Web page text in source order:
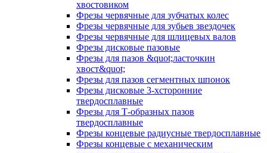
хвостовиком
Фрезы червячные для зубчатых колес
Фрезы червячные для зубьев звездочек
Фрезы червячные для шлицевых валов
Фрезы дисковые пазовые
Фрезы для пазов &quot;ласточкин
хвост&quot;
Фрезы для пазов сегментных шпонок
Фрезы дисковые 3-хсторонние
твердосплавные
Фрезы для Т-образных пазов
твердосплавные
Фрезы концевые радиусные твердосплавные
Фрезы концевые с механическим